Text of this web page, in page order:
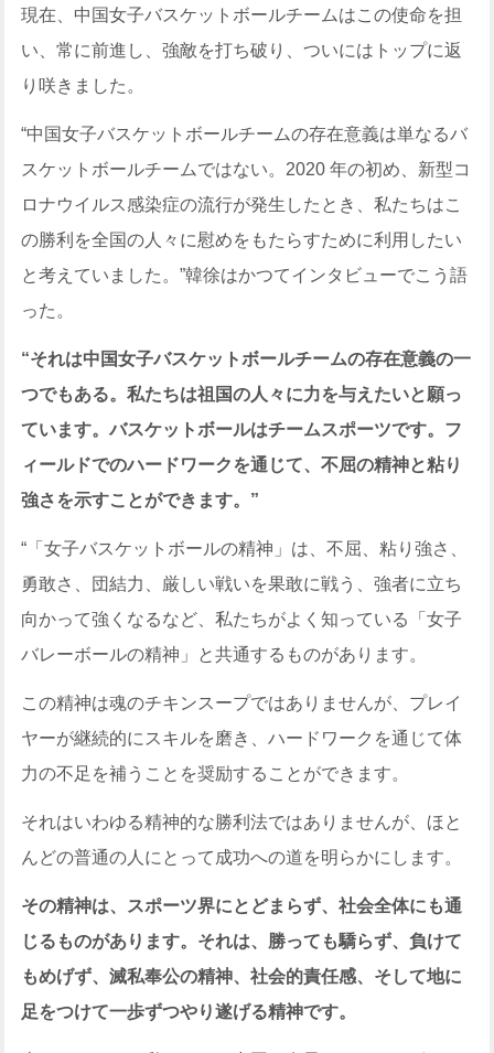
現在、中国女子バスケットボールチームはこの使命を担
い、常に前進し、強敵を打ち破り、ついにはトップに返
り咲きました。
“中国女子バスケットボールチームの存在意義は単なるバ
スケットボールチームではない。2020 年の初め、新型コ
ロナウイルス感染症の流行が発生したとき、私たちはこ
の勝利を全国の人々に慰めをもたらすために利用したい
と考えていました。”韓徐はかつてインタビューでこう語
った。
“それは中国女子バスケットボールチームの存在意義の一
つでもある。私たちは祖国の人々に力を与えたいと願っ
ています。バスケットボールはチームスポーツです。フ
ィールドでのハードワークを通じて、不屈の精神と粘り
強さを示すことができます。”
“「女子バスケットボールの精神」は、不屈、粘り強さ、
勇敢さ、団結力、厳しい戦いを果敢に戦う、強者に立ち
向かって強くなるなど、私たちがよく知っている「女子
バレーボールの精神」と共通するものがあります。
この精神は魂のチキンスープではありませんが、プレイ
ヤーが継続的にスキルを磨き、ハードワークを通じて体
力の不足を補うことを奨励することができます。
それはいわゆる精神的な勝利法ではありませんが、ほと
んどの普通の人にとって成功への道を明らかにします。
その精神は、スポーツ界にとどまらず、社会全体にも通
じるものがあります。それは、勝っても驕らず、負けて
もめげず、滅私奉公の精神、社会的責任感、そして地に
足をつけて一歩ずつやり遂げる精神です。